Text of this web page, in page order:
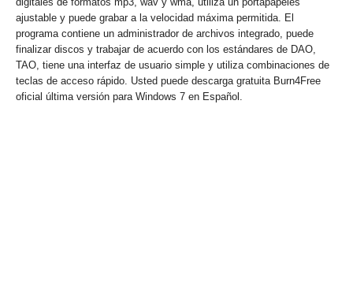
ajustable y puede grabar a la velocidad máxima permitida. El
programa contiene un administrador de archivos integrado, puede
finalizar discos y trabajar de acuerdo con los estándares de DAO,
TAO, tiene una interfaz de usuario simple y utiliza combinaciones de
teclas de acceso rápido. Usted puede descarga gratuita Burn4Free
oficial última versión para Windows 7 en Español.